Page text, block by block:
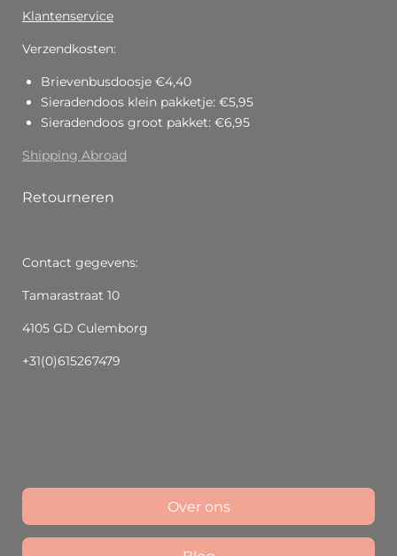
Klantenservice
Verzendkosten:
Brievenbusdoosje €4,40
Sieradendoos klein pakketje: €5,95
Sieradendoos groot pakket: €6,95
Shipping Abroad
Retourneren
Contact gegevens:
Tamarastraat 10
4105 GD Culemborg
+31(0)615267479
Over ons